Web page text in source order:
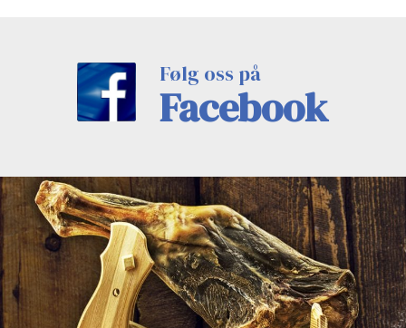
Følg oss på
Facebook